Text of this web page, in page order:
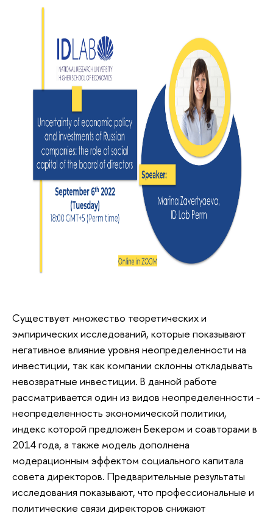
Существует множество теоретических и
эмпирических исследований, которые показывают
негативное влияние уровня неопределенности на
инвестиции, так как компании склонны откладывать
невозвратные инвестиции. В данной работе
рассматривается один из видов неопределенности -
неопределенность экономической политики,
индекс которой предложен Бекером и соавторами в
2014 года, а также модель дополнена
модерационным эффектом социального капитала
совета директоров. Предварительные результаты
исследования показывают, что профессиональные и
политические связи директоров снижают